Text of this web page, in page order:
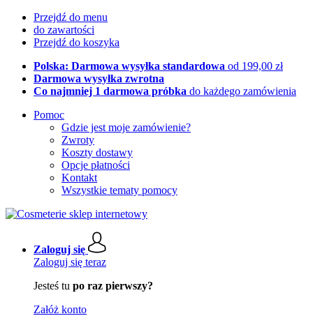
Przejdź do menu
do zawartości
Przejdź do koszyka
Polska: Darmowa wysyłka standardowa od 199,00 zł
Darmowa wysyłka zwrotna
Co najmniej 1 darmowa próbka do każdego zamówienia
Pomoc
Gdzie jest moje zamówienie?
Zwroty
Koszty dostawy
Opcje płatności
Kontakt
Wszystkie tematy pomocy
Zaloguj się
Zaloguj się teraz
Jesteś tu po raz pierwszy?
Załóż konto